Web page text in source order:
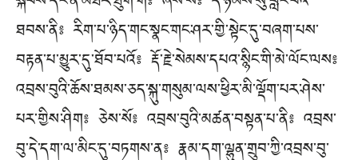
ཐབས་ནི༔ རིག་པ་ཉིད་གང་སྣང་གང་ཤར་གྱི་སྟེང་དུ་བཞག་པས་
བརྟན་པ་མྱུར་དུ་ཐོབ་པའོ༔ རྡོ་རྗེ་སེམས་དཔའ་སྙིང་གི་མེ་ལོང་ལས༔
འབྲས་བུའི་ཆོས་ཐམས་ཅད་སྐུ་གསུམ་ལས་ཕྱིར་མི་ལྡོག་པར་ཤེས་
པར་གྱིས་ཤིག༔ ཅེས་སོ༔ འབྲས་བུའི་མཚན་བསྟན་པ་ནི༔ འབྲས་
བུ་དེ་དག་ལ་མིང་དུ་བཏགས་ན༔ རྣམ་དག་ལྷུན་གྲུབ་ཀྱི་འབྲས་བུ་